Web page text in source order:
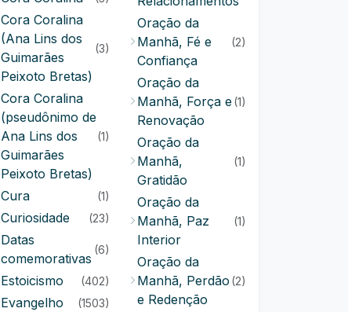
Cora Coralina
(Ana Lins dos
Guimarães
Peixoto Bretas)
(3)
Cora Coralina
(pseudônimo de
Ana Lins dos
Guimarães
Peixoto Bretas)
(1)
Cura (1)
Curiosidade (23)
Datas
comemorativas
(6)
Estoicismo (402)
Evangelho (1503)
Oração da
Manhã, Fé e
Confiança
(2)
Oração da
Manhã, Força e
Renovação
(1)
Oração da
Manhã,
Gratidão
(1)
Oração da
Manhã, Paz
Interior
(1)
Oração da
Manhã, Perdão
e Redenção
(2)